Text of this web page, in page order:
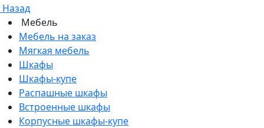
Назад
Мебель
Мебель на заказ
Мягкая мебель
Шкафы
Шкафы-купе
Распашные шкафы
Встроенные шкафы
Корпусные шкафы-купе